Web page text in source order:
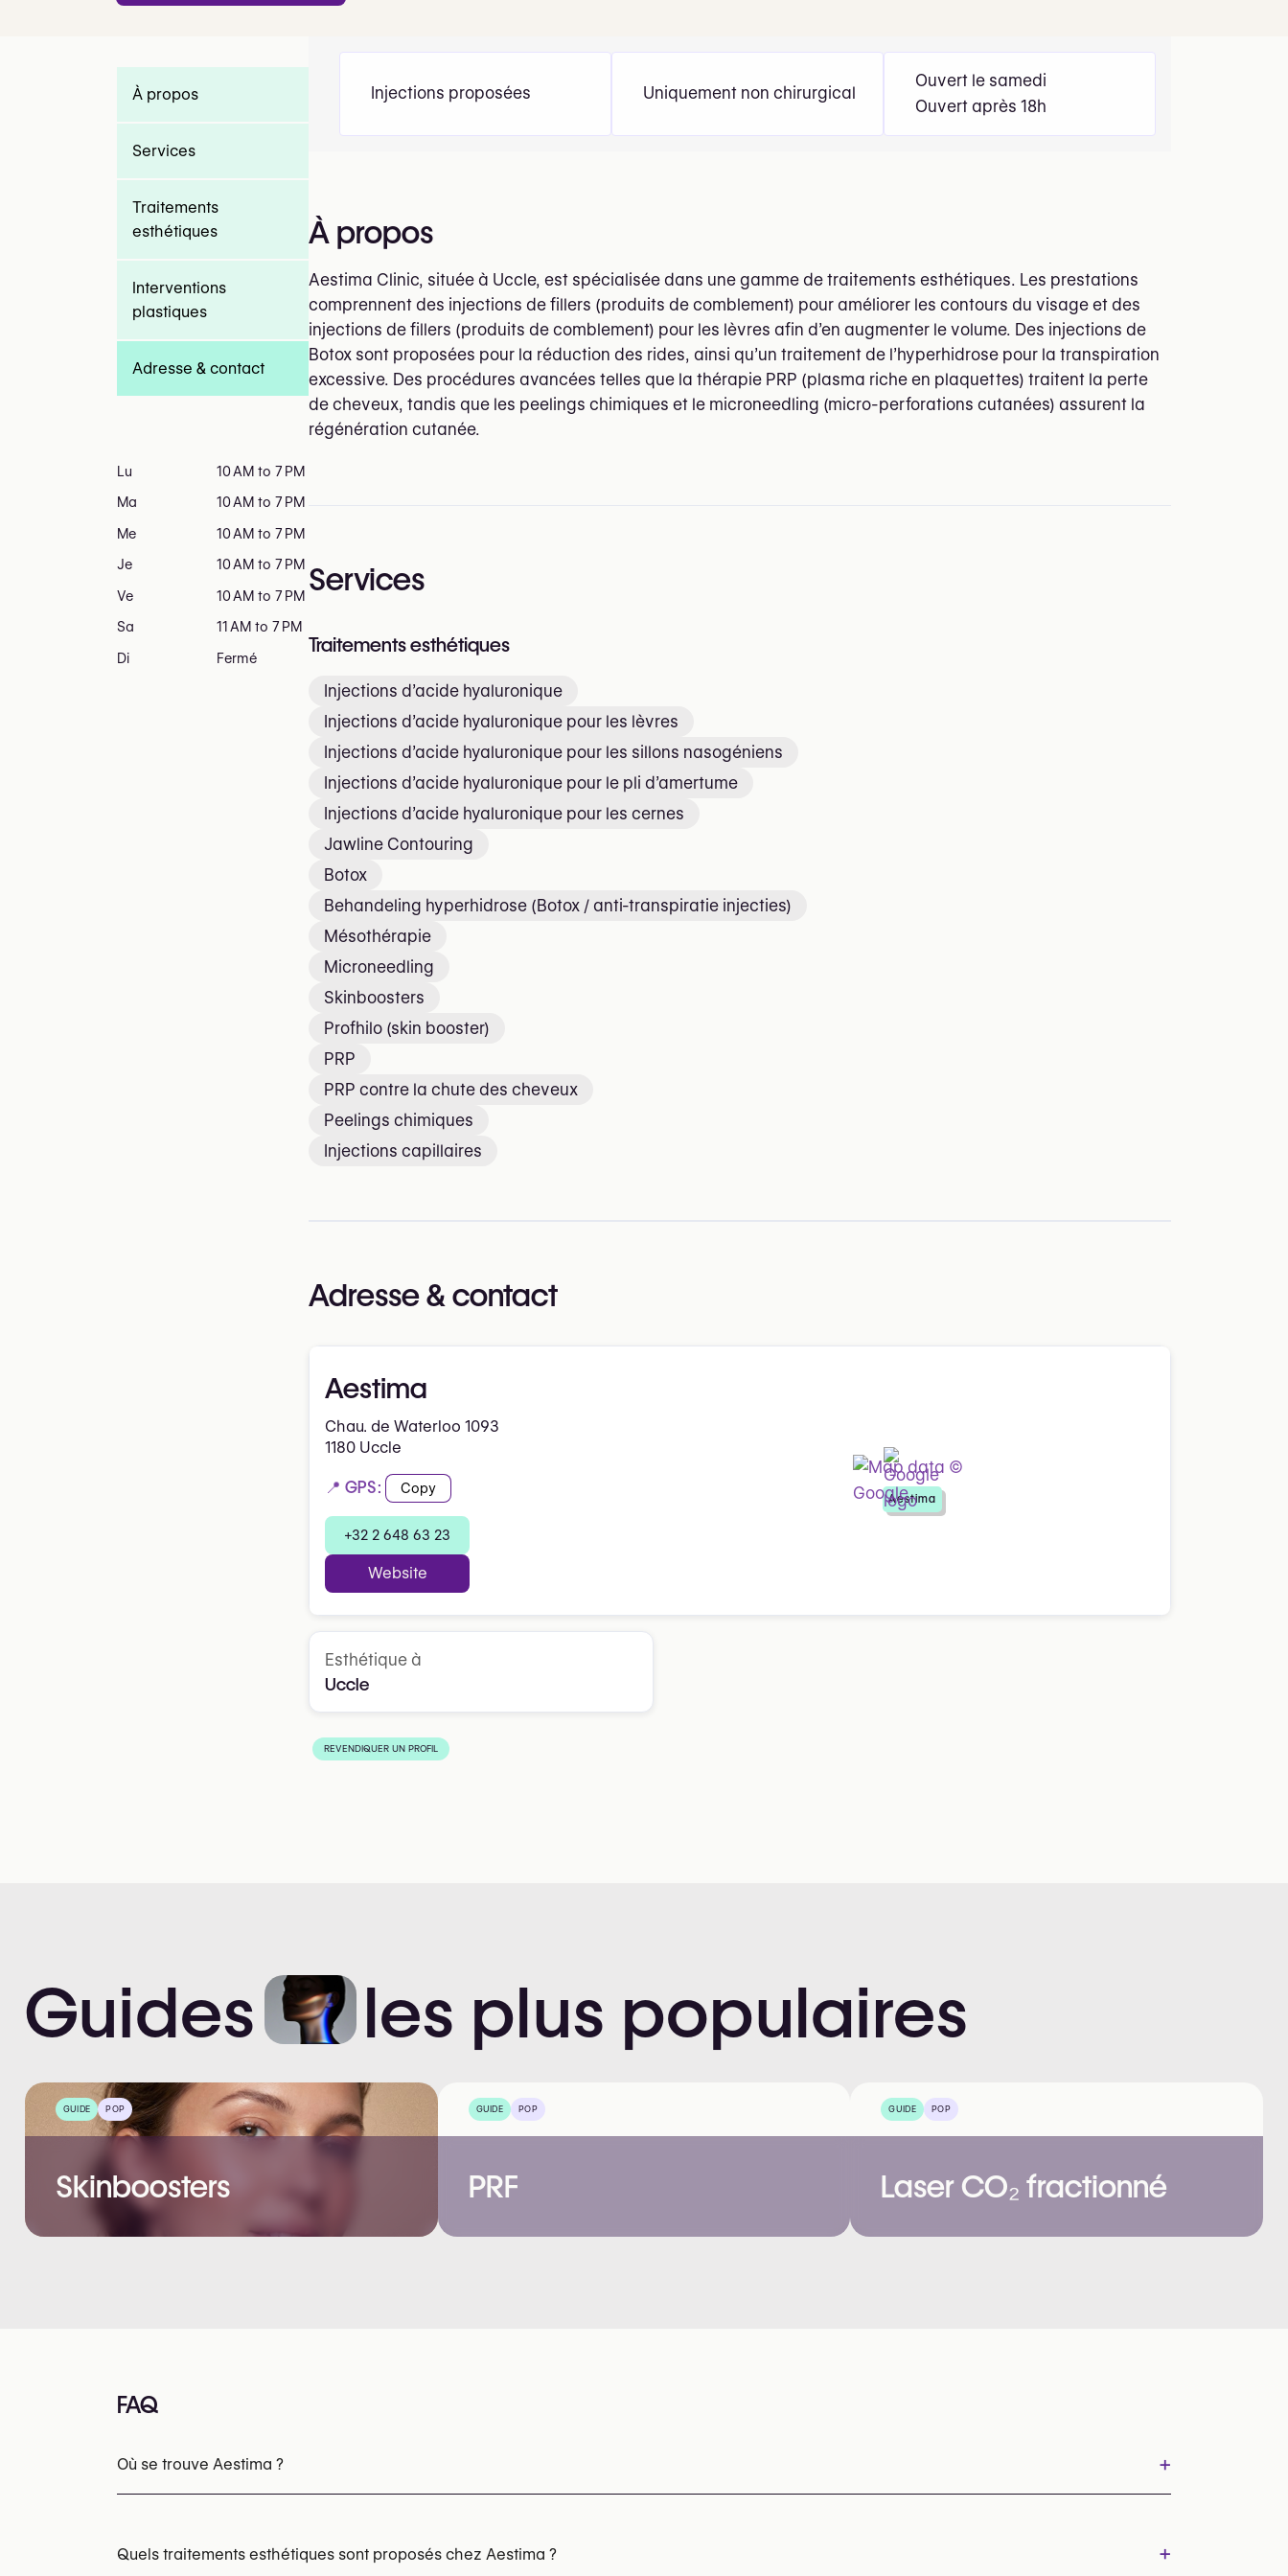
Injections proposées Uniquement non chirurgical
Ouvert le samedi
Ouvert après 18h
À propos
Aestima Clinic, située à Uccle, est spécialisée dans une gamme de traitements esthétiques. Les prestations
comprennent des injections de fillers (produits de comblement) pour améliorer les contours du visage et des
injections de fillers (produits de comblement) pour les lèvres afin d’en augmenter le volume. Des injections de
Botox sont proposées pour la réduction des rides, ainsi qu’un traitement de l’hyperhidrose pour la transpiration
excessive. Des procédures avancées telles que la thérapie PRP (plasma riche en plaquettes) traitent la perte
de cheveux, tandis que les peelings chimiques et le microneedling (micro-perforations cutanées) assurent la
régénération cutanée.
Services
Traitements esthétiques
Injections d’acide hyaluronique
Injections d’acide hyaluronique pour les lèvres
Injections d’acide hyaluronique pour les sillons nasogéniens
Injections d’acide hyaluronique pour le pli d’amertume
Injections d’acide hyaluronique pour les cernes
Jawline Contouring
Botox
Behandeling hyperhidrose (Botox / anti-transpiratie injecties)
Mésothérapie
Microneedling
Skinboosters
Profhilo (skin booster)
PRP
PRP contre la chute des cheveux
Peelings chimiques
Injections capillaires
Adresse & contact
Aestima
Chau. de Waterloo 1093
1180 Uccle
📍 GPS: Copy
+32 2 648 63 23
Website
Aestima
Esthétique à
Uccle
REVENDIQUER UN PROFIL
À propos
Services
Traitements
esthétiques
Interventions
plastiques
Adresse & contact
Lu 10 AM to 7 PM
Ma 10 AM to 7 PM
Me 10 AM to 7 PM
Je 10 AM to 7 PM
Ve 10 AM to 7 PM
Sa 11 AM to 7 PM
Di Fermé
Guides les plus populaires
GUIDE POP
Skinboosters
GUIDE POP
PRF
GUIDE POP
Laser CO₂ fractionné
FAQ
Où se trouve Aestima ? +
Quels traitements esthétiques sont proposés chez Aestima ? +